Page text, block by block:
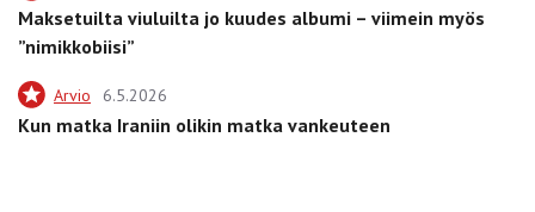
Maksetuilta viuluilta jo kuudes albumi – viimein myös
”nimikkobiisi”
Arvio 6.5.2026
Kun matka Iraniin olikin matka vankeuteen